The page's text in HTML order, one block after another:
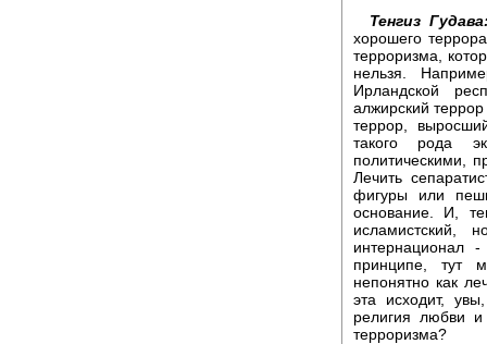
Тенгиз
хорошего
терроризма,
нельзя.
Ирландской
алжирский
террор,
такого рода
политическими,
Лечить
фигуры или
основание. И,
исламистский,
интернационал
принципе, тут
непонятно как
эта исходит,
религия любви
терроризма?